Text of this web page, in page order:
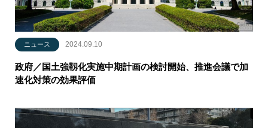
ニュース 2024.09.10
政府／国土強靱化実施中期計画の検討開始、推進会議で加
速化対策の効果評価